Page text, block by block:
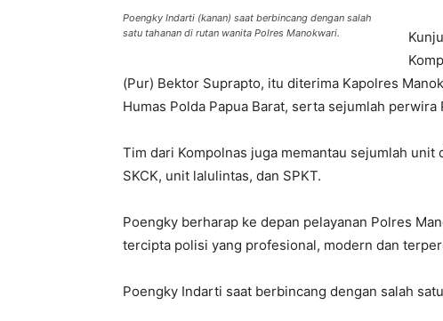
Poengky Indarti (kanan) saat berbincang dengan salah
satu tahanan di rutan wanita Polres Manokwari.
(Pur) Bektor Suprapto, itu diterima Kapolres
Humas Polda Papua Barat, serta sejumlah perwira
Tim dari Kompolnas juga memantau sejumlah
SKCK, unit lalulintas, dan SPKT.
Poengky berharap ke depan pelayanan Polres
tercipta polisi yang profesional, modern dan
Poengky Indarti saat berbincang dengan salah